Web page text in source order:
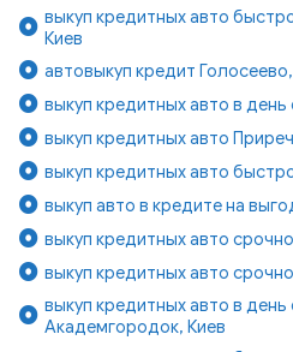
выкуп кредитных авто
Киев
автовыкуп кредит
выкуп кредитных авто в
выкуп кредитных авто
выкуп кредитных авто
выкуп авто в кредите на
выкуп кредитных авто
выкуп кредитных авто
выкуп кредитных авто в
Академгородок, Киев